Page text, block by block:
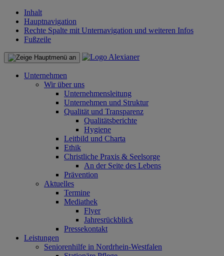
Inhalt
Hauptnavigation
Rechte Spalte mit Unternavigation und weiteren Infos
Fußzeile
Unternehmen
Wir über uns
Unternehmensleitung
Unternehmen und Struktur
Qualität und Transparenz
Qualitätsberichte
Hygiene
Leitbild und Charta
Ethik
Christliche Praxis & Seelsorge
An der Seite des Lebens
Prävention
Aktuelles
Termine
Mediathek
Flyer
Jahresrückblick
Pressekontakt
Leistungen
Seniorenhilfe in Nordrhein-Westfalen